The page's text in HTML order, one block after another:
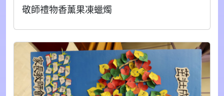
敬師禮物香薰果凍蠟燭